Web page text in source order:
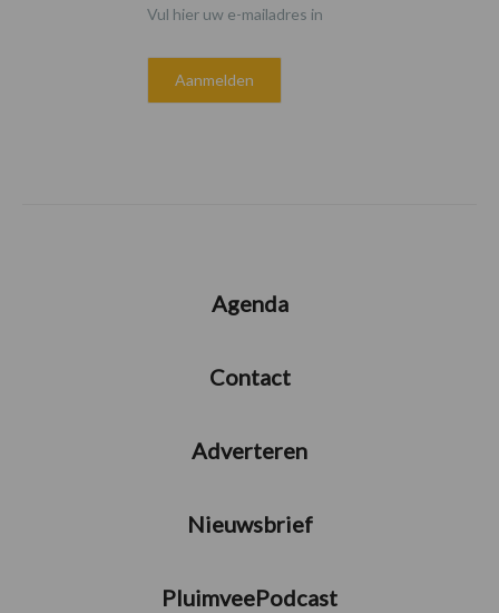
Vul hier uw e-mailadres in
Agenda
Contact
Adverteren
Nieuwsbrief
PluimveePodcast